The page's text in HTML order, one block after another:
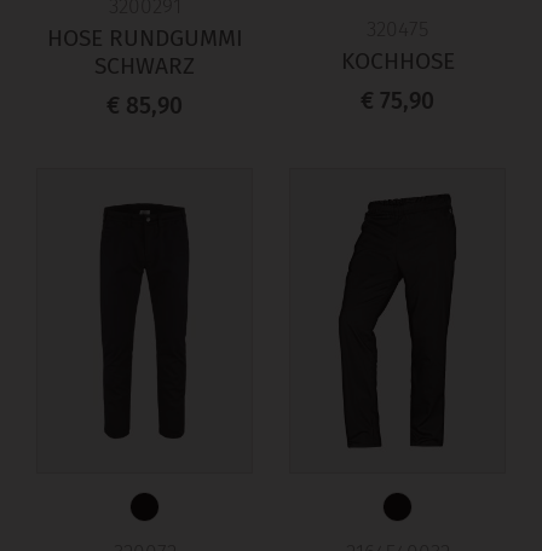
HOSE RUNDGUMMI
SCHWARZ
€ 85,90
KOCHHOSE
€ 75,90